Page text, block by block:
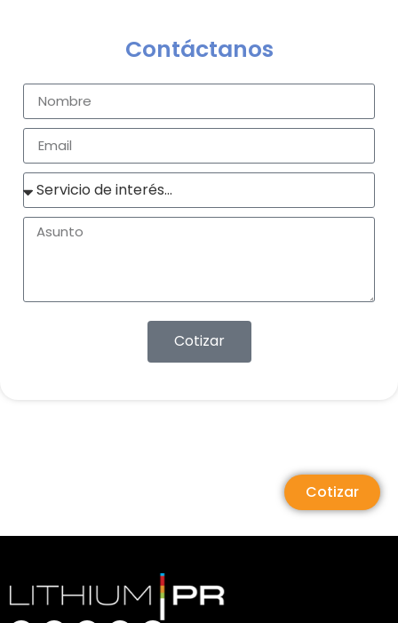
Contáctanos
Cotizar
Cotizar